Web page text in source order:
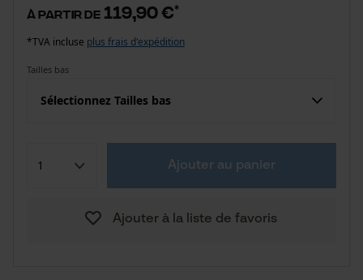
à partir de 119,90 €*
*TVA incluse plus frais d'expédition
Tailles bas
Sélectionnez Tailles bas
Ajouter au panier
Ajouter à la liste de favoris